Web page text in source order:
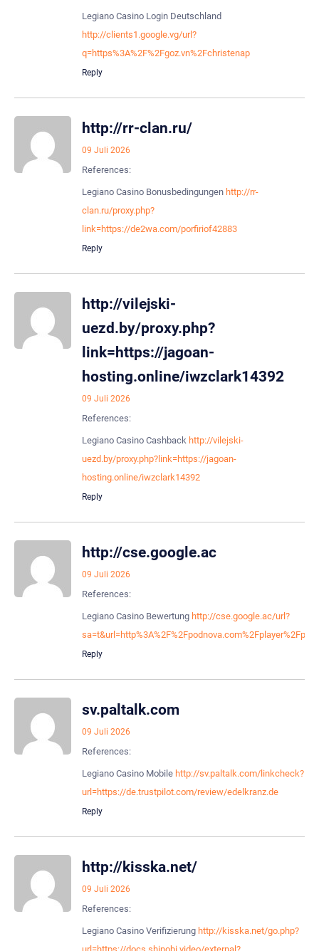
Legiano Casino Login Deutschland
http://clients1.google.vg/url?
q=https%3A%2F%2Fgoz.vn%2Fchristenap
Reply
http://rr-clan.ru/
09 Juli 2026
References:
Legiano Casino Bonusbedingungen http://rr-
clan.ru/proxy.php?
link=https://de2wa.com/porfiriof42883
Reply
http://vilejski-
uezd.by/proxy.php?
link=https://jagoan-
hosting.online/iwzclark14392
09 Juli 2026
References:
Legiano Casino Cashback http://vilejski-
uezd.by/proxy.php?link=https://jagoan-
hosting.online/iwzclark14392
Reply
http://cse.google.ac
09 Juli 2026
References:
Legiano Casino Bewertung http://cse.google.ac/url?
Reply
sv.paltalk.com
09 Juli 2026
References:
Legiano Casino Mobile http://sv.paltalk.com/linkcheck?
url=https://de.trustpilot.com/review/edelkranz.de
Reply
http://kisska.net/
09 Juli 2026
References:
Legiano Casino Verifizierung http://kisska.net/go.php?